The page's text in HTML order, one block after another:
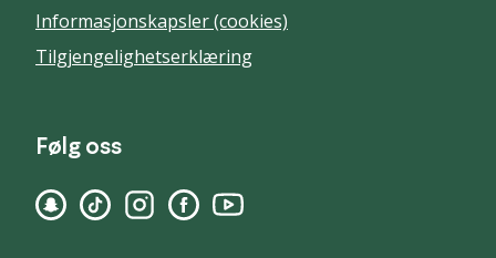
Informasjonskapsler (cookies)
Tilgjengelighetserklæring
Følg oss